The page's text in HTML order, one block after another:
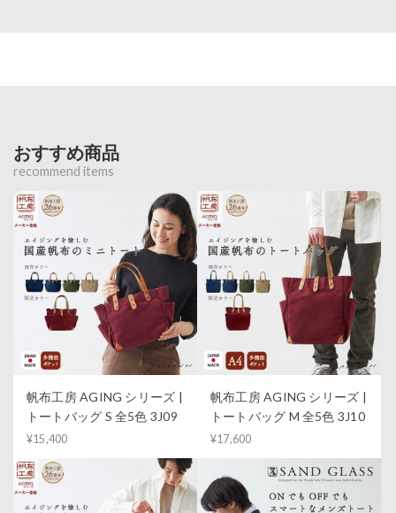
おすすめ商品
recommend items
帆布工房 AGING シリーズ |
トートバッグ S 全5色 3J09
¥15,400
帆布工房 AGING シリーズ |
トートバッグ M 全5色 3J10
¥17,600